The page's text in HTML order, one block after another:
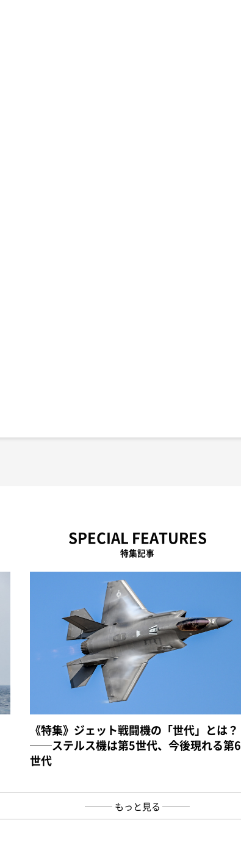
SPECIAL FEATURES
特集記事
《特集》ジェット戦闘機の「世代」とは？
──ステルス機は第5世代、今後現れる第6
世代
もっと見る